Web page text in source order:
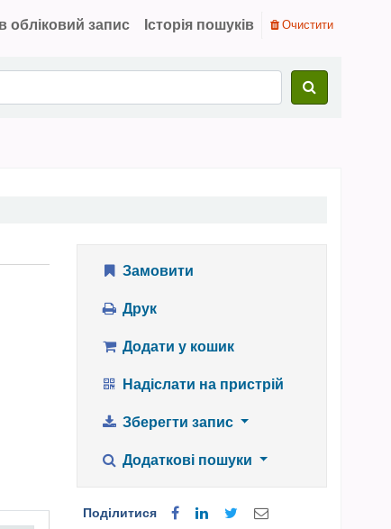
обліковий запис Історія пошуків Очистити
Замовити
Друк
Додати у кошик
Надіслати на пристрій
Зберегти запис
Додаткові пошуки
Поділитися